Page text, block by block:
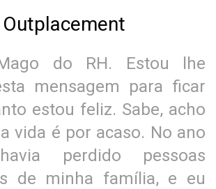
do RH. Estou lhe
mensagem para ficar
estou feliz. Sabe, acho
vida é por acaso. No ano
perdido pessoas
de minha família, e eu